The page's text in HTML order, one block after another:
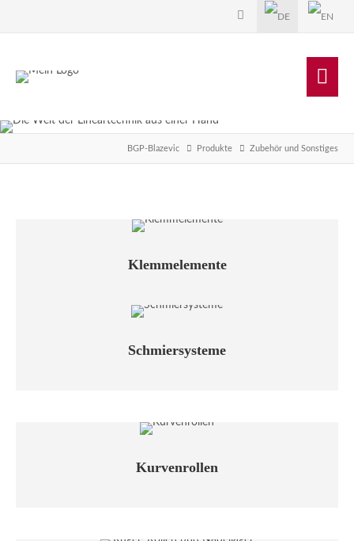
BGP-Blazevic Produkte Zubehör und Sonstiges
Klemmelemente
Schmiersysteme
Kurvenrollen